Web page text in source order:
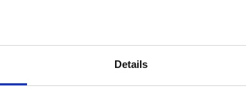
Details
der Weide oder
reiten und den Moment genießen.
die pure Freude am Reiten erleben.